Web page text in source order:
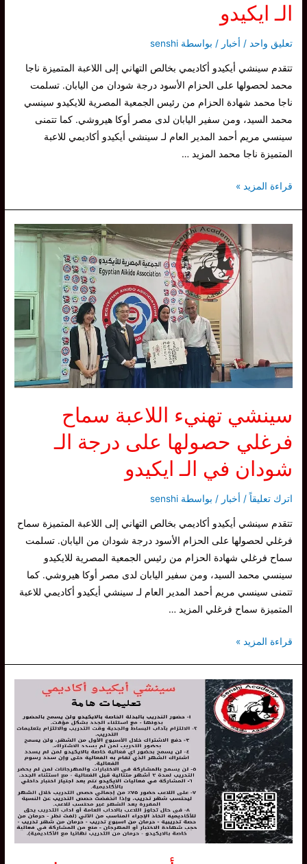
الـ ايكيدو
تعليق واحد / أخبار / بواسطة senshi
تتقدم سينشي أيكيدو أكاديمي بخالص التهاني إلى اللاعبة المتميزة ناجا
محمد لحصولها على الحزام الأسود درجة شودان من اليابان. تسلمت
ناجا محمد شهادة الحزام من رئيس الجمعية المصرية للايكيدو سينسي
محمد السيد، ومن سفير اليابان لدى مصر أوكا هيروشي. كما تتمنى
سينسي مريم أحمد المدير العام لـ سينشي أيكيدو أكاديمي للاعبة
المتميزة ناجا محمد المزيد …
سينشي
محمد
الـ
ايكيدو
قراءة المزيد »
سينشي تهنيء اللاعبة سماح
فرغلي حصولها على درجة الـ
شودان في الـ ايكيدو
اترك تعليقاً / أخبار / بواسطة senshi
تتقدم سينشي أيكيدو أكاديمي بخالص التهاني إلى اللاعبة المتميزة سماح
فرغلي لحصولها على الحزام الأسود درجة شودان من اليابان. تسلمت
سماح فرغلي شهادة الحزام من رئيس الجمعية المصرية للايكيدو
سينسي محمد السيد، ومن سفير اليابان لدى مصر أوكا هيروشي. كما
تتمنى سينسي مريم أحمد المدير العام لـ سينشي أيكيدو أكاديمي للاعبة
المتميزة سماح فرغلي المزيد …
سينشي
سماح
فرغلي
حصولها
على
درجة
الـ
شودان
في
الـ
ايكيدو
قراءة المزيد »